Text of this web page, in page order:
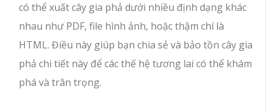
có thể xuất cây gia phả dưới nhiều định dạng khác
nhau như PDF, file hình ảnh, hoặc thậm chí là
HTML. Điều này giúp bạn chia sẻ và bảo tồn cây gia
phả chi tiết này để các thế hệ tương lai có thể khám
phá và trân trọng.